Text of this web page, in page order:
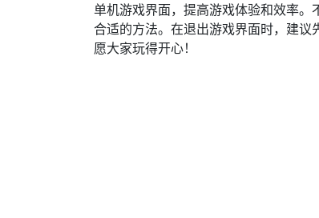
单机游戏界面，提高游戏体验和效率
合适的方法。在退出游戏界面时，建
愿大家玩得开心！